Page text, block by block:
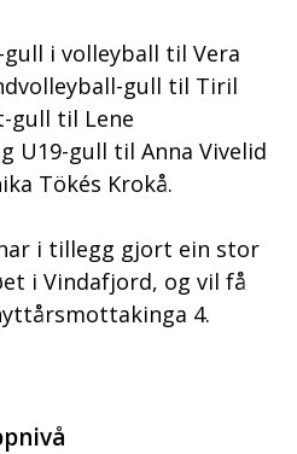
i volleyball til Vera
gull til Tiril
gull til Lene
U19-gull til Anna Vivelid
Tökés Krokå.
i tillegg gjort ein stor
i Vindafjord, og vil få
4.